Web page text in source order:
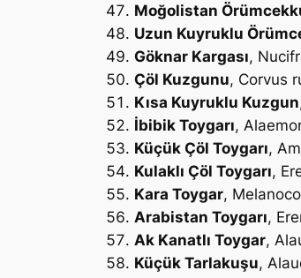
Moğolistan
Uzun Kuyruklu
Göknar Kargası,
Çöl Kuzgunu, Corvus
Kısa Kuyruklu Kuzgun
İbibik Toygarı,
Küçük Çöl Toygarı,
Kulaklı Çöl Toygarı,
Kara Toygar,
Arabistan Toygarı,
Ak Kanatlı Toygar,
Küçük Tarlakuşu,